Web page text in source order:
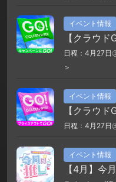
イベント情報
【クラウ
日程：4月27日
＞
イベント情報
【クラウ
日程：4月27日
イベント情報
【4月】今